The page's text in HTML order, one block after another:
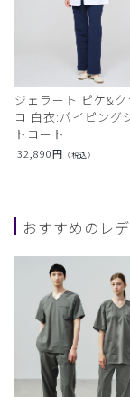
ジェラート ピケ&ク
コ 白衣:パイピング
トコート
32,890円 （税込）
おすすめのレ